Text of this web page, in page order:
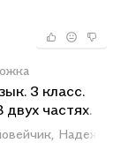
3 класс.
двух частях.
Надежда